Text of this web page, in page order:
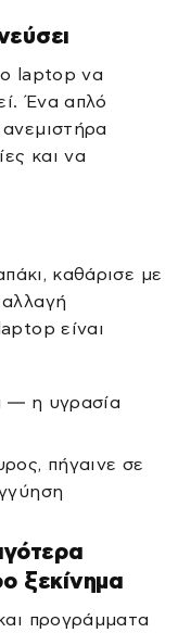
laptop να
Ένα απλό
και να
καθάρισε με
είναι
— η υγρασία
πήγαινε σε
ξεκίνημα
προγράμματα